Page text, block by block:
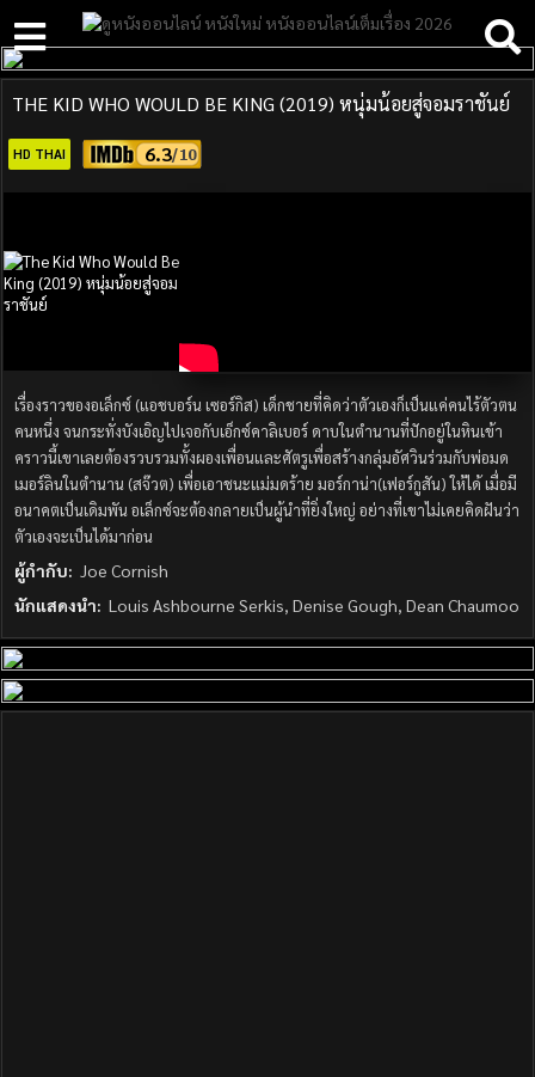
THE KID WHO WOULD BE KING (2019) หนุ่มน้อยสู่จอมราชันย์
HD THAI 6.3
เรื่องราวของอเล็กซ์ (แอชบอร์น เซอร์กิส) เด็กชายที่คิดว่าตัวเองก็เป็นแค่คนไร้ตัวตน
คนหนึ่ง จนกระทั่งบังเอิญไปเจอกับเอ็กซ์คาลิเบอร์ ดาบในตำนานที่ปักอยู่ในหินเข้า
คราวนี้เขาเลยต้องรวบรวมทั้งผองเพื่อนและศัตรูเพื่อสร้างกลุ่มอัศวินร่วมกับพ่อมด
เมอร์ลินในตำนาน (สจ๊วต) เพื่อเอาชนะแม่มดร้าย มอร์กาน่า(เฟอร์กูสัน) ให้ได้ เมื่อมี
อนาคตเป็นเดิมพัน อเล็กซ์จะต้องกลายเป็นผู้นำที่ยิ่งใหญ่ อย่างที่เขาไม่เคยคิดฝันว่า
ตัวเองจะเป็นได้มาก่อน
ผู้กำกับ: Joe Cornish
นักแสดงนำ: Louis Ashbourne Serkis, Denise Gough, Dean Chaumoo